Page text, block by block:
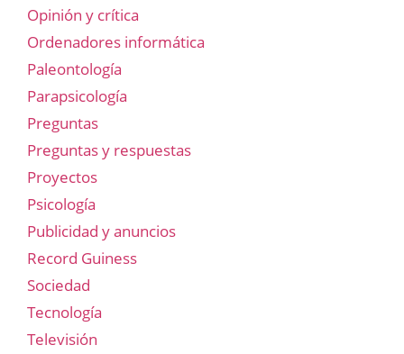
Opinión y crítica
Ordenadores informática
Paleontología
Parapsicología
Preguntas
Preguntas y respuestas
Proyectos
Psicología
Publicidad y anuncios
Record Guiness
Sociedad
Tecnología
Televisión